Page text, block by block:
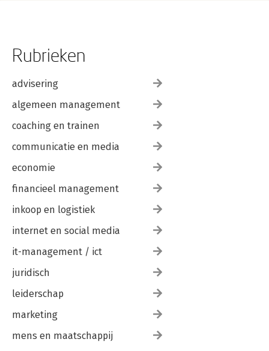
Rubrieken
advisering
algemeen management
coaching en trainen
communicatie en media
economie
financieel management
inkoop en logistiek
internet en social media
it-management / ict
juridisch
leiderschap
marketing
mens en maatschappij